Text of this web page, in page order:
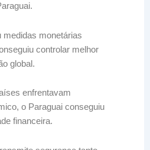
medidas monetárias
controlar melhor
global.
enfrentavam
o Paraguai conseguiu
financeira.